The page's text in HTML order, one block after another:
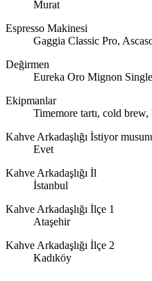
Murat
Espresso Makinesi
Gaggia Classic Pro,
Değirmen
Eureka Oro Mignon
Ekipmanlar
Timemore tartı, cold
Kahve Arkadaşlığı İstiyor
Evet
Kahve Arkadaşlığı İl
İstanbul
Kahve Arkadaşlığı İlçe 1
Ataşehir
Kahve Arkadaşlığı İlçe 2
Kadıköy